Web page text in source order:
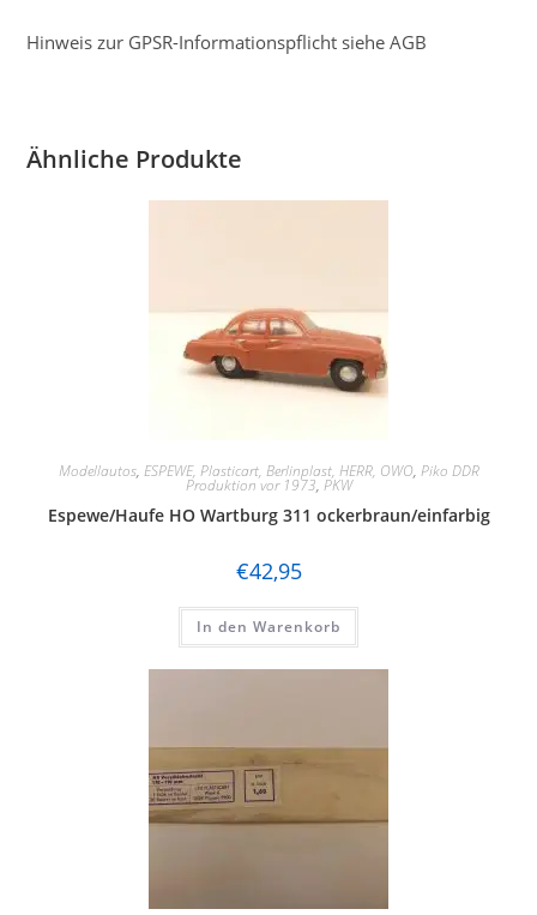
Hinweis zur GPSR-Informationspflicht siehe AGB
Ähnliche Produkte
Modellautos, ESPEWE, Plasticart, Berlinplast, HERR, OWO, Piko DDR
Produktion vor 1973, PKW
Espewe/Haufe HO Wartburg 311 ockerbraun/einfarbig
€42,95
In den Warenkorb